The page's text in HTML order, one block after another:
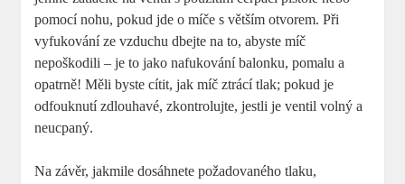
pomocí nohu, pokud jde o míče s větším otvorem. Při
vyfukování ze vzduchu dbejte na to, abyste míč
nepoškodili – je to jako nafukování balonku, pomalu a
opatrně! Měli byste cítit, jak míč ztrácí tlak; pokud je
odfouknutí zdlouhavé, zkontrolujte, jestli je ventil volný a
neucpaný.
Na závěr, jakmile dosáhnete požadovaného tlaku,